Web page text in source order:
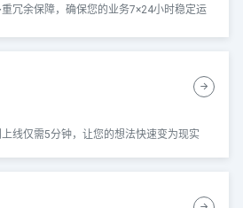
冗余保障，确保您的业务7×24小时稳定运
线仅需5分钟，让您的想法快速变为现实